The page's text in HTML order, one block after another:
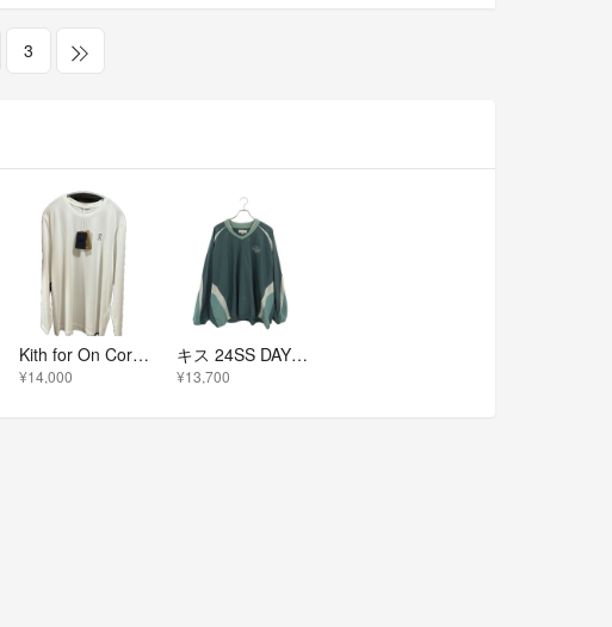
3
Kith for On Core Long Sleeve Tee White オン キス コラボ ランニング スポーツ ジム
¥14,000
キス 24SS DAYTON MESH COMBO PULLOVER メッシュジャージプルオーバー長袖カットソー メンズ XXL
¥13,700